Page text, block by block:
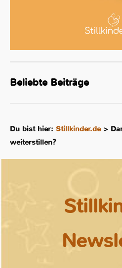
Beliebte Beiträge
Du bist hier: Stillkinder.de>
weiterstillen?